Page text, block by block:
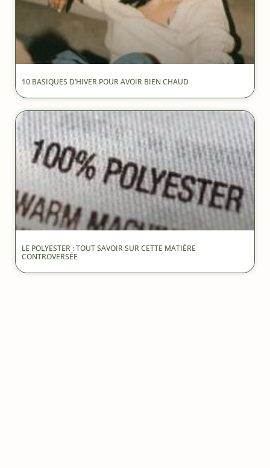
10 BASIQUES D’HIVER POUR AVOIR BIEN CHAUD
LE POLYESTER : TOUT SAVOIR SUR CETTE MATIÈRE
CONTROVERSÉE